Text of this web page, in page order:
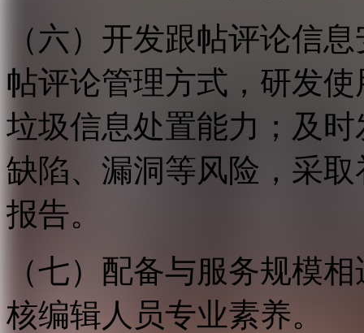
（六）开发跟帖评论信
帖评论管理方式，研发
垃圾信息处置能力；及
缺陷、漏洞等风险，采
报告。
（七）配备与服务规模
核编辑人员专业素养。